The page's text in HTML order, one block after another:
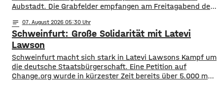
Aubstadt. Die Grabfelder empfangen am Freitagabend den
Siegen aus zwei Spielen aktuell an der Tabellenspitze
stehen, hat Aubstadt erst ein Ligaspiel absolviert, dieses
aber gegen Schweinfurt gewonnen. Anpfiff ist
notes 07. August 2026 05:30
Schweinfurt: Große Solidarität mit Latevi
Lawson
Schweinfurt macht sich stark in Latevi Lawsons Kampf um
die deutsche Staatsbürgerschaft. Eine Petition auf
Change.org wurde in kürzester Zeit bereits über 5.000 mal